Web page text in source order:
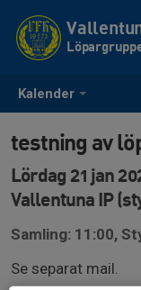
Kalender
testning av
Lördag 21 jan
Vallentuna IP
Samling: 11:00,
Se separat mail.